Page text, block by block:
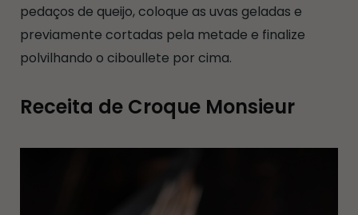
pedaços de queijo, coloque as uvas geladas e
previamente cortadas pela metade e finalize
polvilhando o ciboullete por cima.
Receita de Croque Monsieur